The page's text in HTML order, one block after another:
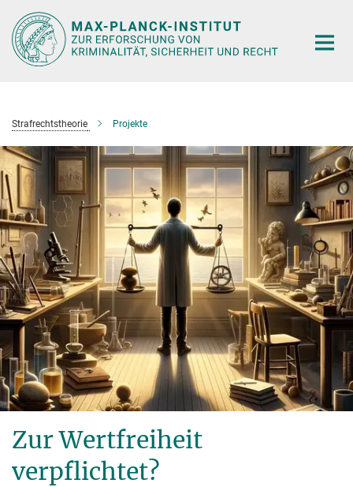
Hauptinhalt
Strafrechtstheorie Projekte
Zur Wertfreiheit
verpflichtet?